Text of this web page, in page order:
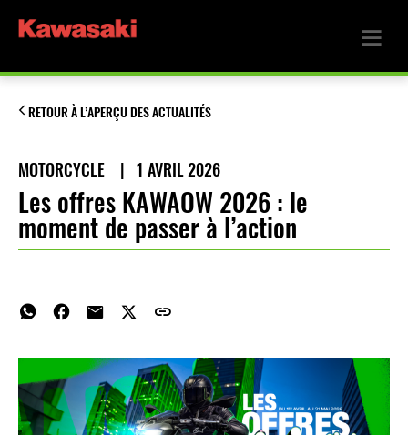
RETOUR À L’APERÇU DES ACTUALITÉS
MOTORCYCLE | 1 AVRIL 2026
Les offres KAWAOW 2026 : le
moment de passer à l’action